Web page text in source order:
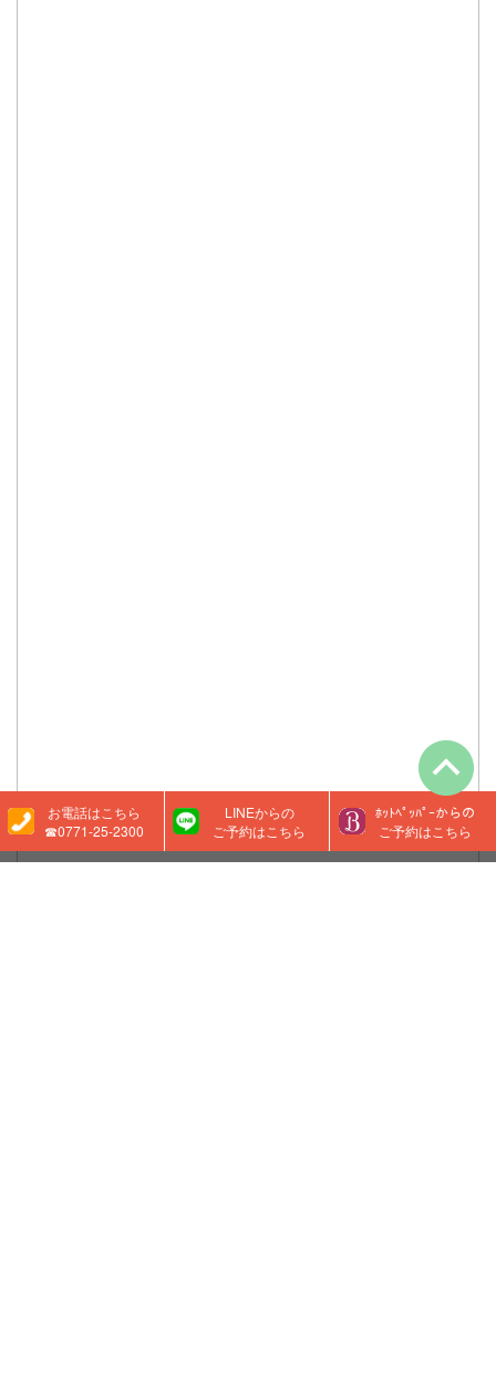
お電話はこちら
☎0771-25-2300
LINEからの
ご予約はこちら
ﾎｯﾄﾍﾟｯﾊﾟｰからの
ご予約はこちら